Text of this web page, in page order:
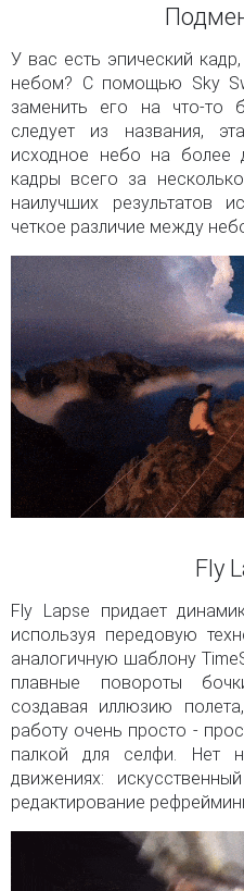
У вас есть эпический
небом? С помощью Sky
заменить его на что-то
следует из названия,
исходное небо на более
кадры всего за
наилучших результатов
четкое различие между
Fly
Fly Lapse придает
используя передовую
аналогичную шаблону
плавные повороты
создавая иллюзию
работу очень просто -
палкой для селфи. Нет
движениях:
редактирование